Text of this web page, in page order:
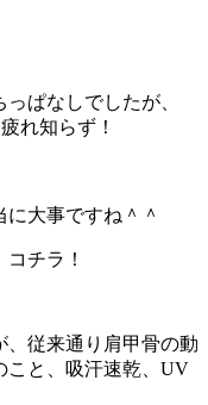
ぱなしでしたが、
れ知らず！
大事ですね＾＾
チラ！
、従来通り肩甲骨の動
こと、吸汗速乾、UV